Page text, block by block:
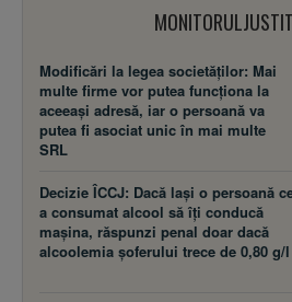
Modificări la legea societăţilor: Mai
multe firme vor putea funcţiona la
aceeaşi adresă, iar o persoană va
putea fi asociat unic în mai multe
SRL
Decizie ÎCCJ: Dacă laşi o persoană
a consumat alcool să îţi conducă
maşina, răspunzi penal doar dacă
alcoolemia şoferului trece de 0,80 g/l